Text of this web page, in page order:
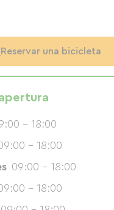
Reservar una bicicleta
- 18:00
- 18:00
09:00 - 18:00
- 18:00